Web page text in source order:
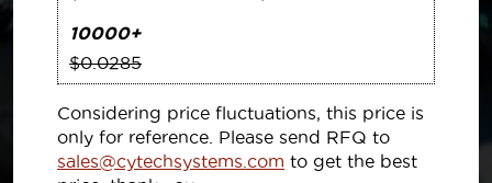
10000+
$0.0285
Considering price fluctuations, this price is
only for reference. Please send RFQ to
sales@cytechsystems.com to get the best